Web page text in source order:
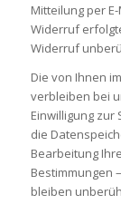
Mitteilung per
Widerruf
Widerruf
Die von Ihnen
verbleiben bei
Einwilligung
die
Bearbeitung
Bestimmungen
bleiben